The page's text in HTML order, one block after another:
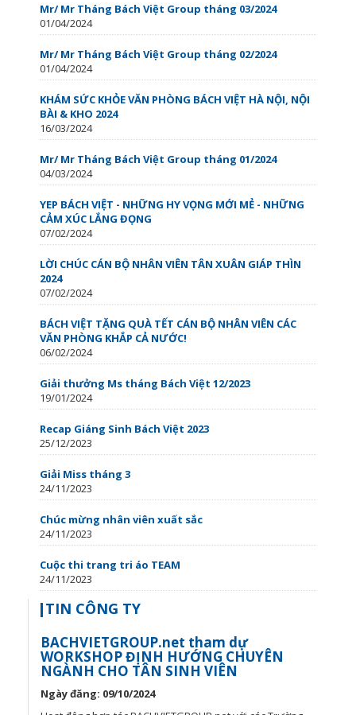
Mr/ Mr Tháng Bách Việt Group tháng 03/2024
01/04/2024
Mr/ Mr Tháng Bách Việt Group tháng 02/2024
01/04/2024
KHÁM SỨC KHỎE VĂN PHÒNG BÁCH VIỆT HÀ NỘI, NỘI
BÀI & KHO 2024
16/03/2024
Mr/ Mr Tháng Bách Việt Group tháng 01/2024
04/03/2024
YEP BÁCH VIỆT - NHỮNG HY VỌNG MỚI MẺ - NHỮNG
CẢM XÚC LẮNG ĐỌNG
07/02/2024
LỜI CHÚC CÁN BỘ NHÂN VIÊN TÂN XUÂN GIÁP THÌN
2024
07/02/2024
BÁCH VIỆT TẶNG QUÀ TẾT CÁN BỘ NHÂN VIÊN CÁC
VĂN PHÒNG KHẮP CẢ NƯỚC!
06/02/2024
Giải thưởng Ms tháng Bách Việt 12/2023
19/01/2024
Recap Giáng Sinh Bách Việt 2023
25/12/2023
Giải Miss tháng 3
24/11/2023
Chúc mừng nhân viên xuất sắc
24/11/2023
Cuộc thi trang tri áo TEAM
24/11/2023
TIN CÔNG TY
BACHVIETGROUP.net tham dự
WORKSHOP ĐỊNH HƯỚNG CHUYÊN
NGÀNH CHO TÂN SINH VIÊN
Ngày đăng: 09/10/2024